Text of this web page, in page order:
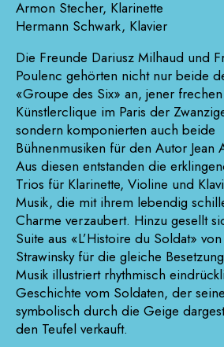
Armon Stecher, Klarinette
Hermann Schwark, Klavier
Die Freunde Dariusz Milhaud und
Poulenc gehörten nicht nur beide
«Groupe des Six» an, jener frechen
Künstlerclique im Paris der
sondern komponierten auch beide
Bühnenmusiken für den Autor Jean
Aus diesen entstanden die
Trios für Klarinette, Violine und
Musik, die mit ihrem lebendig
Charme verzaubert. Hinzu gesellt
Suite aus «L’Histoire du Soldat»
Strawinsky für die gleiche
Musik illustriert rhythmisch
Geschichte vom Soldaten, der
symbolisch durch die Geige
den Teufel verkauft.